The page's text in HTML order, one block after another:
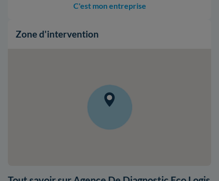
C'est mon entreprise
Zone d'intervention